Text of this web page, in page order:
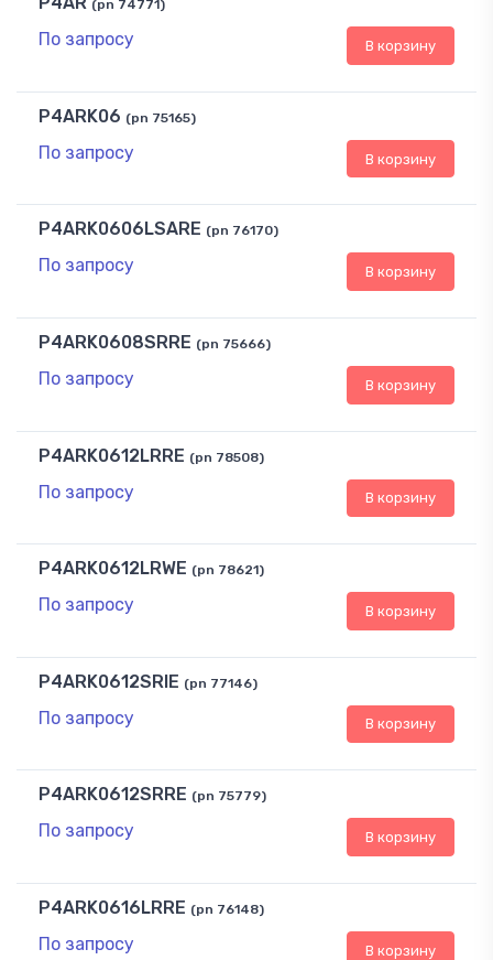
(pn 74771)
По запросу В корзину
P4ARK06 (pn 75165)
По запросу В корзину
P4ARK0606LSARE (pn 76170)
По запросу В корзину
P4ARK0608SRRE (pn 75666)
По запросу В корзину
P4ARK0612LRRE (pn 78508)
По запросу В корзину
P4ARK0612LRWE (pn 78621)
По запросу В корзину
P4ARK0612SRIE (pn 77146)
По запросу В корзину
P4ARK0612SRRE (pn 75779)
По запросу В корзину
P4ARK0616LRRE (pn 76148)
По запросу В корзину